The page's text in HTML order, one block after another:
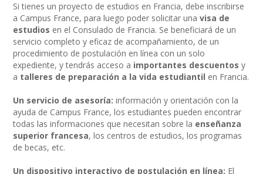
Si tienes un proyecto de estudios en Francia, debe inscribirse
a Campus France, para luego poder solicitar unavisa de
estudios en el Consulado de Francia. Se beneficiará de un
servicio completo y eficaz de acompañamiento, de un
procedimiento de postulación en línea con un solo
expediente, y tendrás acceso a importantes descuentos y
a talleres de preparación a la vida estudiantil en Francia.
Un servicio de asesoría: información y orientación con la
ayuda de Campus France, los estudiantes pueden encontrar
todas las informaciones que necesitan sobre la enseñanza
superior francesa, los centros de estudios, los programas
de becas, etc.
Un dispositivo interactivo de postulación en línea: El